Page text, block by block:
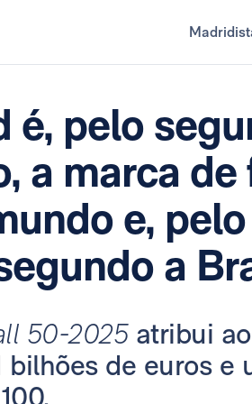
é, pelo
a marca
e,
a
50-2025atribui
bilhões de euros e